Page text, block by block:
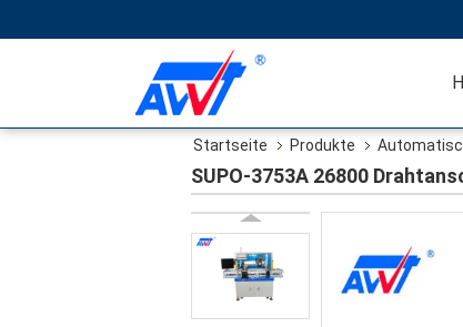
Startseite Produkte
SUPO-3753A 26800